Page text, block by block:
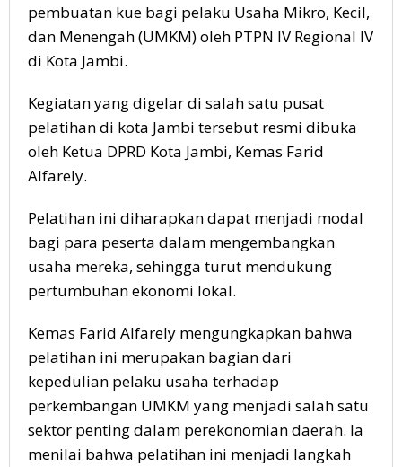
pembuatan kue bagi pelaku Usaha Mikro, Kecil,
dan Menengah (UMKM) oleh PTPN IV Regional IV
di Kota Jambi.
Kegiatan yang digelar di salah satu pusat
pelatihan di kota Jambi tersebut resmi dibuka
oleh Ketua DPRD Kota Jambi, Kemas Farid
Alfarely.
Pelatihan ini diharapkan dapat menjadi modal
bagi para peserta dalam mengembangkan
usaha mereka, sehingga turut mendukung
pertumbuhan ekonomi lokal.
Kemas Farid Alfarely mengungkapkan bahwa
pelatihan ini merupakan bagian dari
kepedulian pelaku usaha terhadap
perkembangan UMKM yang menjadi salah satu
sektor penting dalam perekonomian daerah. Ia
menilai bahwa pelatihan ini menjadi langkah